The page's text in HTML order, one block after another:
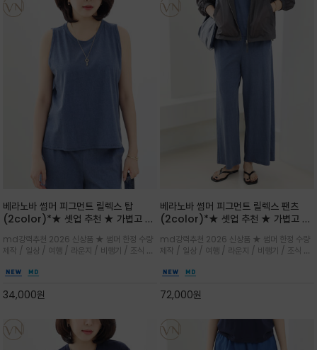
베라노바 썸머 피그먼트 릴렉스 탑
(2color)*★ 셋업 추천 ★ 가볍고 부
튼 소재로 완성
md강력추천 2026 신상품 ★ 썸머 한정 수량
제작 / 일상 / 여행 / 라운지 / 비행기 / 조식 /
그먼트로 제작되어 편하고 가볍게 후회없으실 아
34,000원
베라노바 썸머 피그먼트 릴렉스 팬츠
(2color)*★ 셋업 추천 ★ 가볍고 부
튼 소재로 완성
md강력추천 2026 신상품 ★ 썸머 한정 수량
제작 / 일상 / 여행 / 라운지 / 비행기 / 조식 /
그먼트로 제작되어 편하고 가볍게 후회없으실 아
72,000원